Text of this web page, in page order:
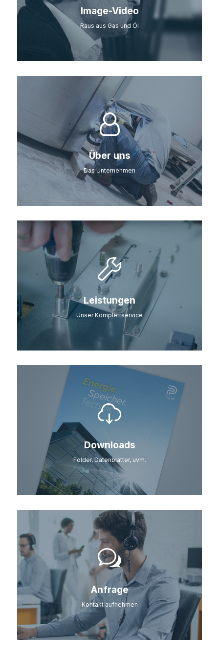
Image-Video
Raus aus Gas und Öl
Über uns
Das Unternehmen
Leistungen
Unser Komplettservice
Downloads
Folder, Datenblätter, uvm.
Anfrage
Kontakt aufnehmen